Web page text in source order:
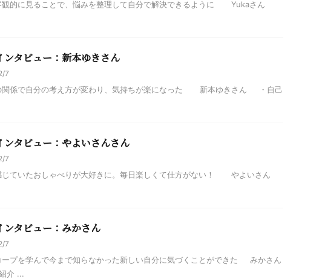
観的に見ることで、悩みを整理して自分で解決できるように Yukaさん
ンタビュー：新本ゆきさん
7
関係で自分の考え方が変わり、気持ちが楽になった 新本ゆきさん ・自己
ンタビュー：やよいさんさん
7
じていたおしゃべりが大好きに。毎日楽しくて仕方がない！ やよいさん
ンタビュー：みかさん
7
ープを学んで今まで知らなかった新しい自分に気づくことができた みかさん
介 ...